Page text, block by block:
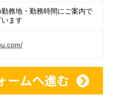
務地・勤務時間にご案内で
ます